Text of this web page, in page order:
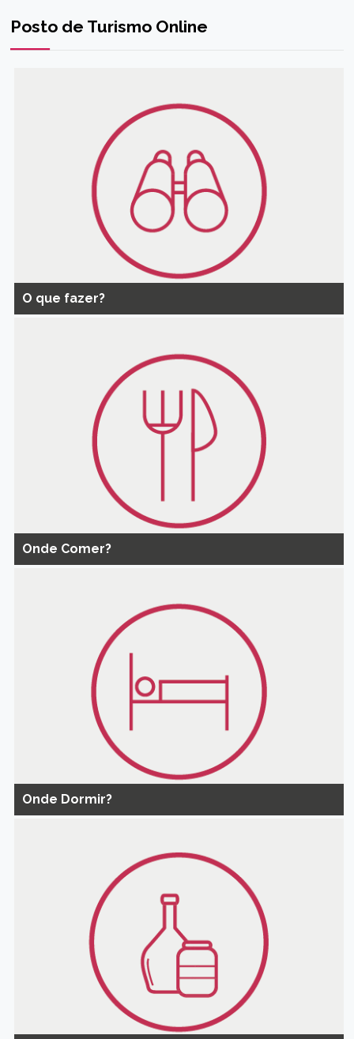
Posto de Turismo Online
O que fazer?
Onde Comer?
Onde Dormir?